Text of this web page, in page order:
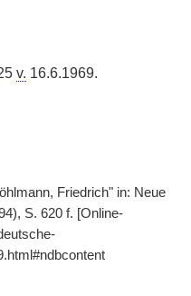
v. 16.6.1969.
Friedrich" in: Neue
S. 620 f. [Online-